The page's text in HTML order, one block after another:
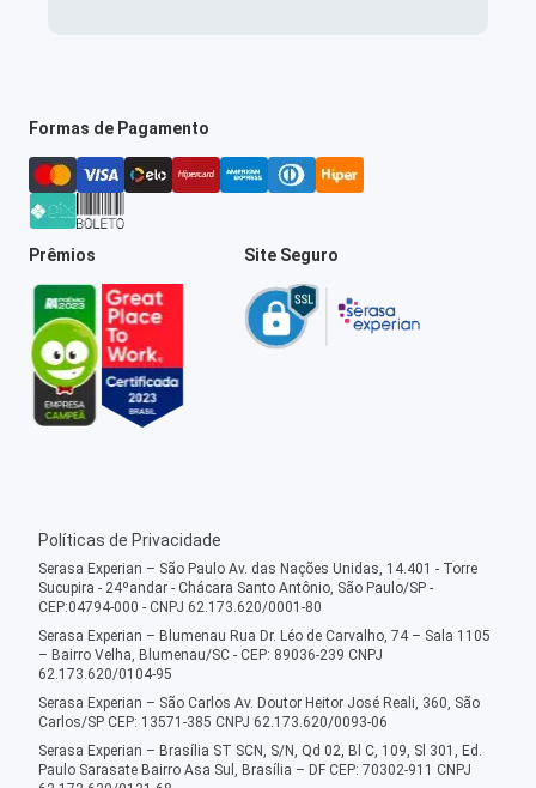
Formas de Pagamento
Prêmios Site Seguro
Políticas de Privacidade
Serasa Experian – São Paulo Av. das Nações Unidas, 14.401 - Torre
Sucupira - 24ºandar - Chácara Santo Antônio, São Paulo/SP -
CEP:04794-000 - CNPJ 62.173.620/0001-80
Serasa Experian – Blumenau Rua Dr. Léo de Carvalho, 74 – Sala 1105
– Bairro Velha, Blumenau/SC - CEP: 89036-239 CNPJ
62.173.620/0104-95
Serasa Experian – São Carlos Av. Doutor Heitor José Reali, 360, São
Carlos/SP CEP: 13571-385 CNPJ 62.173.620/0093-06
Serasa Experian – Brasília ST SCN, S/N, Qd 02, Bl C, 109, Sl 301, Ed.
Paulo Sarasate Bairro Asa Sul, Brasília – DF CEP: 70302-911 CNPJ